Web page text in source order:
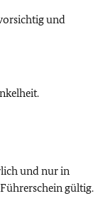
und
und nur in
gültig.